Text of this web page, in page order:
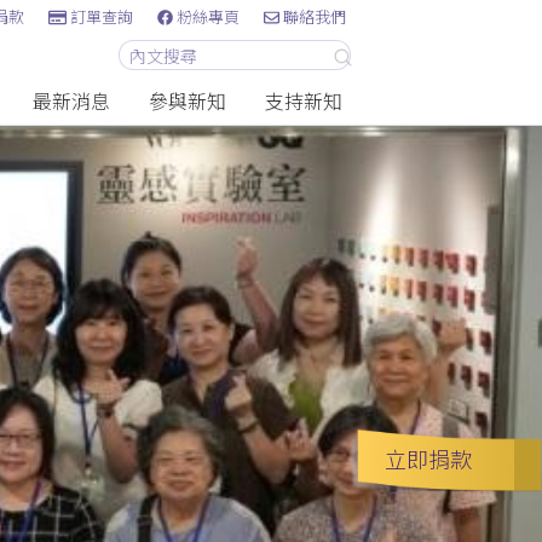
款 訂單查詢 粉絲專頁 聯絡我們
最新消息 參與新知 支持新知
立即捐款